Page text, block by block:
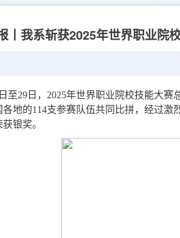
丨我系斩获2025年世界职业院
至29日， 2025年世界职业院校技能大赛
各地的114支参赛队伍共同比拼， 经过激
获银奖。